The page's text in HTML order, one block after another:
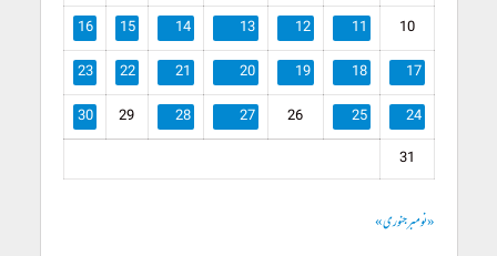
10
11
12
13
14
15
16
17
18
19
20
21
22
23
24
25
26
27
28
29
30
31
« نومبرجنوری »